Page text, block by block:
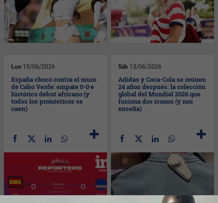
Lun 15/06/2026
España chocó contra el muro
de Cabo Verde: empate 0-0 e
histórico debut africano (y
todos los pronósticos se
caen)
Sáb 13/06/2026
Adidas y Coca-Cola se reúnen
24 años después: la colección
global del Mundial 2026 que
fusiona dos iconos (y nos
enseña)